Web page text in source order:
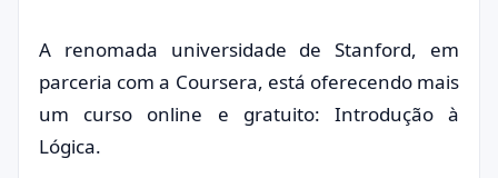
A renomada universidade de Stanford, em
parceria com a Coursera, está oferecendo mais
um curso online e gratuito: Introdução à
Lógica.